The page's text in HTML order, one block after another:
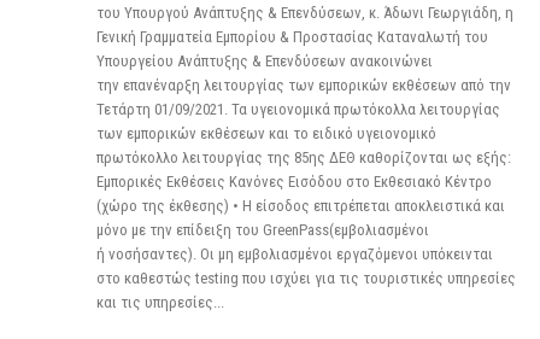
του Υπουργού Ανάπτυξης & Επενδύσεων, κ. Άδωνι Γεωργιάδη, η
Γενική Γραμματεία Εμπορίου & Προστασίας Καταναλωτή του
Υπουργείου Ανάπτυξης & Επενδύσεων ανακοινώνει
την επανέναρξη λειτουργίας των εμπορικών εκθέσεων από την
Τετάρτη 01/09/2021. Τα υγειονομικά πρωτόκολλα λειτουργίας
των εμπορικών εκθέσεων και το ειδικό υγειονομικό
πρωτόκολλο λειτουργίας της 85ης ΔΕΘ καθορίζονται ως εξής:
Εμπορικές Εκθέσεις Κανόνες Εισόδου στο Εκθεσιακό Κέντρο
(χώρο της έκθεσης) • Η είσοδος επιτρέπεται αποκλειστικά και
μόνο με την επίδειξη του GreenPass(εμβολιασμένοι
ή νοσήσαντες). Οι μη εμβολιασμένοι εργαζόμενοι υπόκεινται
στο καθεστώς testing που ισχύει για τις τουριστικές υπηρεσίες
και τις υπηρεσίες...